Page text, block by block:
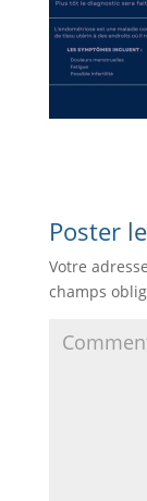
Poster
Votre
champs